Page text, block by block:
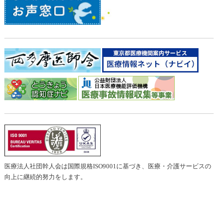
医療法人社団幹人会は国際規格ISO9001に基づき、医療・介護サービスの
向上に継続的努力をします。